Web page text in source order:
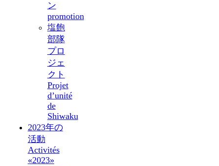
ン
promotion
塩飽
部隊
プロ
ジェ
クト
Projet
d’unité
de
Shiwaku
2023年の
活動
Activités
«2023»